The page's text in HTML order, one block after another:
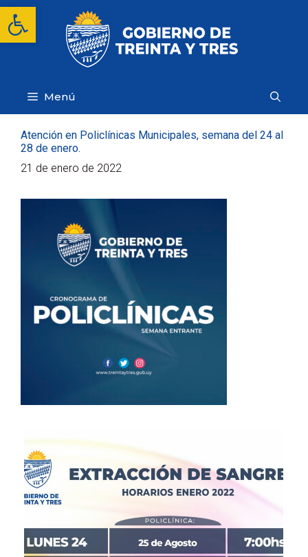
Abrir barra de herramientas
Saltar
contenido
Menú
Atención en Policlínicas Municipales, semana del 24 al
28 de enero.
21 de enero de 2022